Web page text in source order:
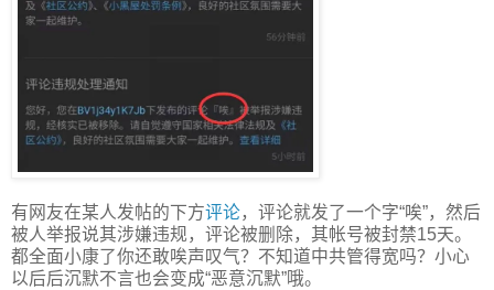
有网友在某人发帖的下方评论，评论就发了一个字“唉”，然后
被人举报说其涉嫌违规，评论被删除，其帐号被封禁15天。
都全面小康了你还敢唉声叹气？不知道中共管得宽吗？小心
以后后沉默不言也会变成“恶意沉默”哦。